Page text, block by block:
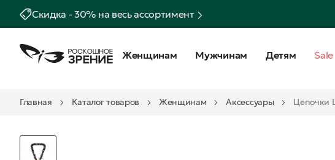
Скидка - 30% на весь ассортимент
Женщинам Мужчинам Детям Sale
Главная Каталог товаров Женщинам Аксессуары Цепочки